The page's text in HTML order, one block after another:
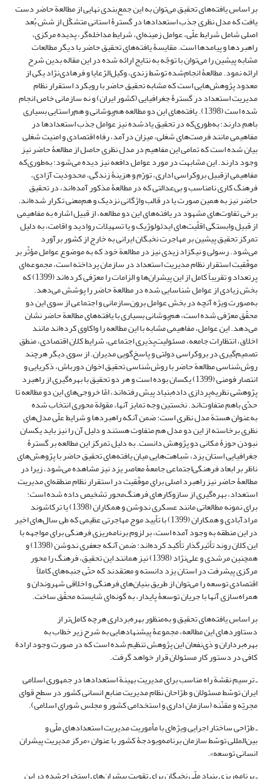
بر اساس یافته‌های تحقیق می‌توان به این جمع‌بندی نهایی از مطالعة حاضر دست
یافت که مدل نظری جذب استعدادها در گسترۀ استانی متشکّل از شش بُعد
اصلی شامل شرایط علّی، عوامل زمینه‌ای، شرایط مداخله‌گر، پدیده مرکزی،
راهبردها و پیامدها است. مقایسۀ یافته‌های تحقیق حاضر با دیگر مطالعات
مشابه پیشین را می‌توان با توجّه به نتایج ارائه شده در این مقاله بدین شرح
ارائه نمود. مطالعۀ انجام‌شده توسّط زندی، وکیل‌الرّعایا و فرهادی‌نژاد ‌یکی از
معدود پژوهش‌هایی است که مشابه تحقیق حاضر با رویکرد استقرار نظام
مدیریت استعداد در گسترۀ جغرافیایی (کشور ایران) و نه سازمانی خاص انجام
شده است (1398). یافته‌های این دو مطالعه هم‌پوشانی و هم‌راستایی بسیاری
باهم دارند؛ به‌طوری‌که در تحقیق یادشده نیز عوامل جذب استعدادها در
مفاهیمی مانند فرصت‌های شغلی، میزان درآمد، رفاه اقتصادی و امنیت شغلی
بیان شده است که تمامی این مفاهیم در مدل نظری حاصل از مطالعۀ حاضر نیز
وجود دارند. این مشابهت در مورد عوامل دافعه نیز دیده می‌شود؛ به‌طوری‌که
مفاهیمی ازقبیل بروکراسی اداری، تورّم و هزینۀ زندگی، محدودیت آزادی،
فرهنگ کاری نامناسب و بی‌عدالتی که در مطالعۀ مذکور آمده‌اند، در تحقیق
حاضر نیز به همین صورت یا در قالب واژگانی نزدیک و هم‌معنی تکرار شده‌اند.
برخی تفاوت‌های مشهود در یافته‌های این دو مطالعه، از قبیل اشاره به مفاهیمی
از قبیل وابستگی اقلّیت‌های ایدئولوژیک و یا تسهیلات روادید و اقامت، به دلیل
تمرکز تحقیق پیشین بر مهاجرت نخبگان ایرانی به خارج از کشور برآورد
می‌شود. رسولی و نیکزاد زیدی نیز در مطالعة خود که به موضوع عوامل مؤثّر بر
موفّقیت استقرار نظام مدیریت استعداد در سازمان پرداخته است، مجموعه‌ای
پرتعداد و تقریباً کامل از این پیشران‌ها و الزامات را معرّفی کرده‌اند (1399) که
بخش زیادی از عوامل شناسایی شده در مطالعة حاضر را پوشش می‌دهد.
به‌صورت ویژه آنچه در بخش عوامل برون‌سازمانی و اجتماعی از سوی این دو
محقّق معرّفی شده است، هم‌پوشانی بسیاری با یافته‌های مطالعة حاضر نشان
می‌دهد. این عوامل، مفاهیمی مشابه با این مطالعه را واکاوی کرده‌اند مانند
اخلاق، انتظارات جامعه، مسئولیت‌پذیری اجتماعی، شرایط کلان اقتصادی، منطق
تصمیم‌گیری در بروکراسی دولتی و پاسخ‌گویی مدیران. از سوی دیگر هرچند
روش‌شناسی مطالعة حاضر با روش‌شناسی تحقیق اخوان دورباش، ذکریایی و
انتصار فومنی (1399) یکسان بوده است و هر دو تحقیق با بهره‌گیری از راهبرد
پژوهشی نظریه‌پردازی داده‌بنیاد پیش رفته‌اند، امّا خروجی‌های این دو مطالعه تا
حدّی باهم متفاوت‌اند. نخستین وجه تمایز آنها، مقولة محوری انتخاب شده
به‌عنوان هستة مدل نظری است؛ ضمن آنکه راهبردها و شرایط علّی مدل‌های
نظری برخاسته از این دو مدل هم متفاوت هستند و دلیل آن را نیز باید یکسان
نبودن حوزۀ مکانی دو پژوهش دانست. به دلیل تمرکز این مطالعه بر گسترۀ
جغرافیایی استان یزد، شباهت‌هایی میان یافته‌های تحقیق حاضر با پژوهش‌های
ناظر بر ابعاد فرهنگی‌اجتماعی جامعۀ معاصر یزد نیز مشاهده می‌شود، زیرا در
مطالعۀ حاضر نیز راهبرد اصلی برای موفّقیت در استقرار نظام منطقه‌ای مدیریت
استعداد، بهره‌گیری از سازوکارهای فرهنگ‌محور تشخیص داده شده است؛
برای نمونه مطالعاتی مانند عسکری ندوشن و همکاران (1398) یا ترکاشوند
مرادآبادی و همکاران (1399) با تأیید موج مهاجرتی عظیمی که طی سال‌های اخیر
در این منطقه به وجود آمده است، بر لزوم برنامه‌ریزی فرهنگی برای مواجهه با
این کلان‌ روند تأثیرگذار تأکید کرده‌اند؛ ضمن آنکه جعفری ندوشن (1398) و
همچنین مرشدی و علی‌نژاد (1398) نیز همانند این تحقیق، فرهنگ را محور
مرکزی پیشرفت در استان یزد دانسته و معتقدند که حتّی جنبه‌های کاملاً
اقتصادی توسعه را می‌توان از طریق بنیان‌های فرهنگی و اخلاقی شهروندان و
همراه‌سازی آنها با جریان توسعۀ پایدار، به گونه‌ای شایسته محقّق ساخت.
بر اساس یافته‌های تحقیق و به‌منظور بهره‌برداری هرچه کامل‌تر از
دستاوردهای این مطالعه، مجموعۀ پیشنهادهایی به شرح زیر خطاب به
بهره‌برداران و ذی‌نفعان این پژوهش تنظیم شده است که در صورت وجود ارادة
کافی در دستور کار مسئولان قرار خواهد گرفت.
ـ ترسیم نقشة ‌راه مناسب برای مدیریت بهینة استعدادها در جمهوری اسلامی
ایران توسّط مسئولان و طرّاحان نظام مدیریت منابع انسانی کشور در سطح قوای
مجریّه و مقنّنه (سازمان اداری و استخدامی کشور و مجلس شورای اسلامی).
ـ طرّاحی ساختار اجرایی ویژه‌ای با مأموریت مدیریت استعدادهای ملّی و
بین‌المللی توسّط سازمان برنامه‌وبودجۀ کشور با عنوان «مرکز مدیریت پیشران
انسانی توسعه».